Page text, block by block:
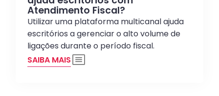
Atendimento Fiscal?
Utilizar uma plataforma multicanal ajuda
escritórios a gerenciar o alto volume de
ligações durante o período fiscal.
SAIBA MAIS